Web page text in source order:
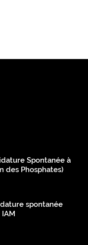
Spontanée à
des Phosphates)
spontanée